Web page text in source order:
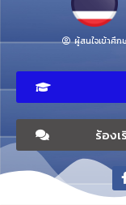
ผู้สนใจเข้าศึก
ร้อง